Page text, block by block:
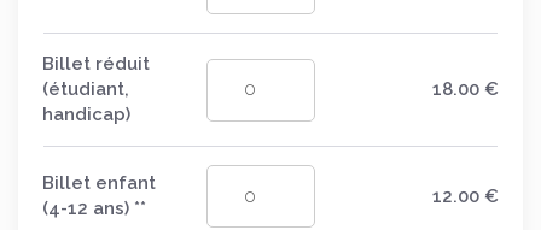
Billet réduit
(étudiant,
handicap)
18.00 €
Billet enfant
(4-12 ans) **
12.00 €